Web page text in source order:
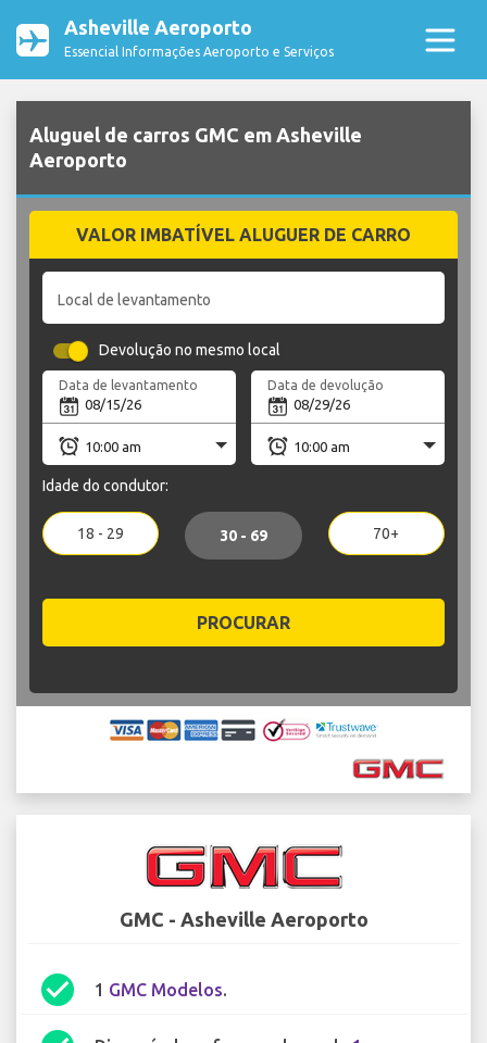
Asheville Aeroporto
Essencial Informações Aeroporto e Serviços
Aluguel de carros GMC em Asheville
Aeroporto
VALOR IMBATÍVEL ALUGUER DE CARRO
Local de levantamento
Devolução no mesmo local
Data de levantamento Data de devolução
Idade do condutor:
18 - 29 30 - 69 70+
PROCURAR
GMC - Asheville Aeroporto
check_circle 1 GMC Modelos.